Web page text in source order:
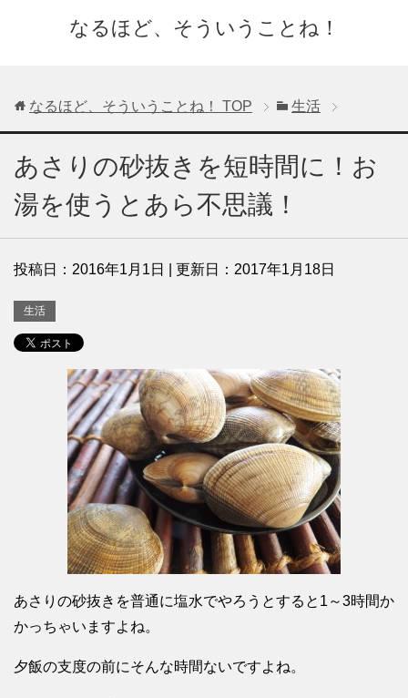
なるほど、そういうことね！
なるほど、そういうことね！ TOP 生活
あさりの砂抜きを短時間に！お
湯を使うとあら不思議！
投稿日： 2016年1月1日 | 更新日： 2017年1月18日
生活
あさりの砂抜きを普通に塩水でやろうとすると1～3時間か
かっちゃいますよね。
夕飯の支度の前にそんな時間ないですよね。